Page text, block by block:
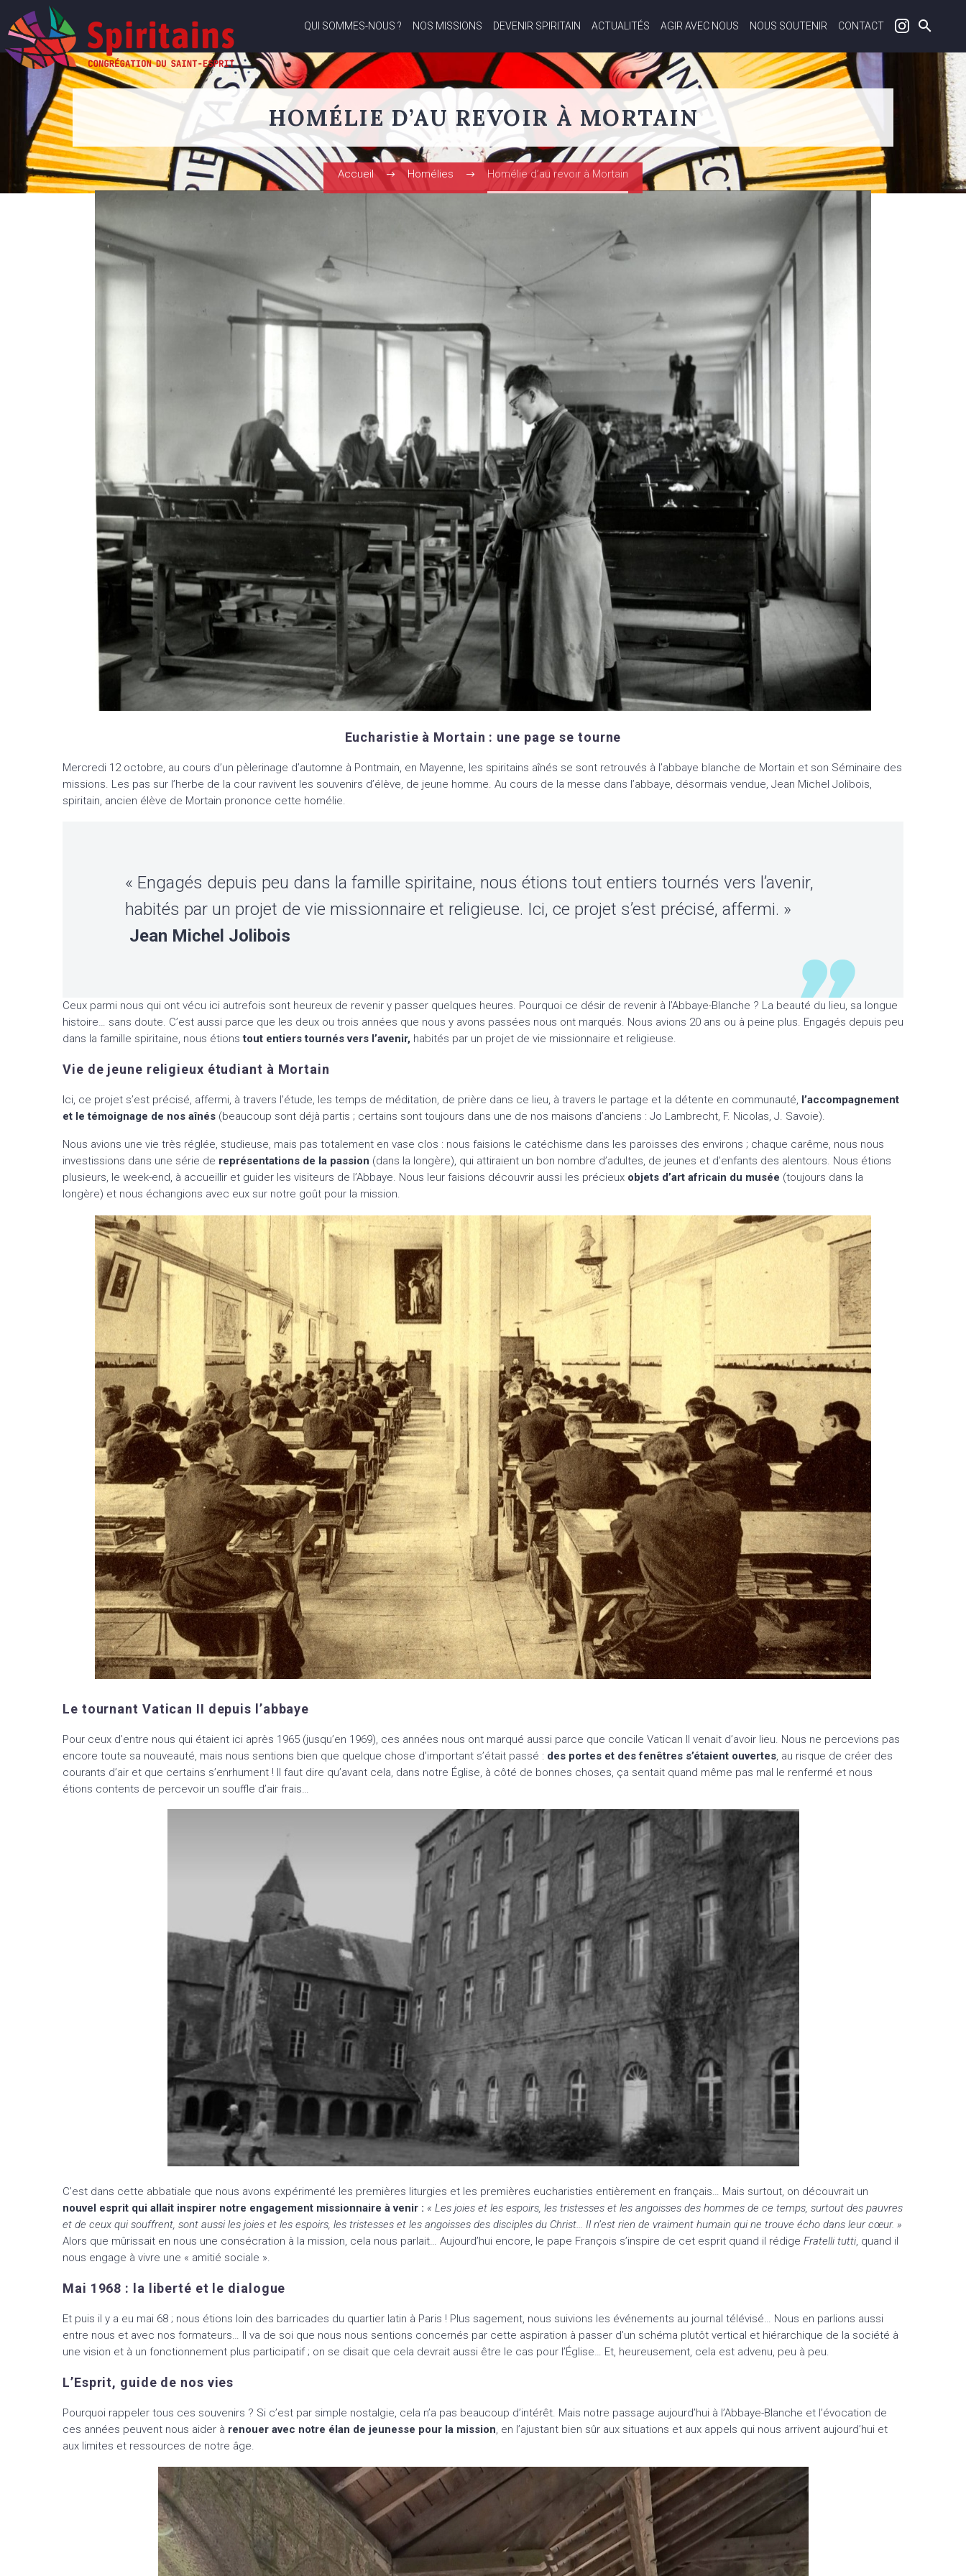
QUI SOMMES-NOUS ? NOS MISSIONS DEVENIR SPIRITAIN ACTUALITÉS AGIR AVEC NOUS NOUS SOUTENIR CONTACT
HOMÉLIE D’AU REVOIR À MORTAIN
Accueil Homélies Homélie d’au revoir à Mortain
Eucharistie à Mortain : une page se tourne
Mercredi 12 octobre, au cours d’un pèlerinage d’automne à Pontmain, en Mayenne, les spiritains aînés se sont retrouvés à l’abbaye blanche de Mortain et son Séminaire des
missions. Les pas sur l’herbe de la cour ravivent les souvenirs d’élève, de jeune homme. Au cours de la messe dans l’abbaye, désormais vendue, Jean Michel Jolibois,
spiritain, ancien élève de Mortain prononce cette homélie.
« Engagés depuis peu dans la famille spiritaine, nous étions tout entiers tournés vers l’avenir,
habités par un projet de vie missionnaire et religieuse. Ici, ce projet s’est précisé, affermi. »
Jean Michel Jolibois
Ceux parmi nous qui ont vécu ici autrefois sont heureux de revenir y passer quelques heures. Pourquoi ce désir de revenir à l’Abbaye-Blanche ? La beauté du lieu, sa longue
histoire… sans doute. C’est aussi parce que les deux ou trois années que nous y avons passées nous ont marqués. Nous avions 20 ans ou à peine plus. Engagés depuis peu
dans la famille spiritaine, nous étionstout entiers tournés vers l’avenir, habités par un projet de vie missionnaire et religieuse.
Vie de jeune religieux étudiant à Mortain
Ici, ce projet s’est précisé, affermi, à travers l’étude, les temps de méditation, de prière dans ce lieu, à travers le partage et la détente en communauté, l’accompagnement
et le témoignage de nos aînés (beaucoup sont déjà partis ; certains sont toujours dans une de nos maisons d’anciens : Jo Lambrecht, F. Nicolas, J. Savoie).
Nous avions une vie très réglée, studieuse, mais pas totalement en vase clos : nous faisions le catéchisme dans les paroisses des environs ; chaque carême, nous nous
investissions dans une série de représentations de la passion (dans la longère), qui attiraient un bon nombre d’adultes, de jeunes et d’enfants des alentours. Nous étions
plusieurs, le week-end, à accueillir et guider les visiteurs de l’Abbaye. Nous leur faisions découvrir aussi les précieux objets d’art africain du musée (toujours dans la
longère) et nous échangions avec eux sur notre goût pour la mission.
Le tournant Vatican II depuis l’abbaye
Pour ceux d’entre nous qui étaient ici après 1965 (jusqu’en 1969), ces années nous ont marqué aussi parce que concile Vatican II venait d’avoir lieu. Nous ne percevions pas
encore toute sa nouveauté, mais nous sentions bien que quelque chose d’important s’était passé : des portes et des fenêtres s’étaient ouvertes, au risque de créer des
courants d’air et que certains s’enrhument ! Il faut dire qu’avant cela, dans notre Église, à côté de bonnes choses, ça sentait quand même pas mal le renfermé et nous
étions contents de percevoir un souffle d’air frais…
C’est dans cette abbatiale que nous avons expérimenté les premières liturgies et les premières eucharisties entièrement en français… Mais surtout, on découvrait un
nouvel esprit qui allait inspirer notre engagement missionnaire à venir : « Les joies et les espoirs, les tristesses et les angoisses des hommes de ce temps, surtout des pauvres
et de ceux qui souffrent, sont aussi les joies et les espoirs, les tristesses et les angoisses des disciples du Christ… Il n’est rien de vraiment humain qui ne trouve écho dans leur cœur. »
Alors que mûrissait en nous une consécration à la mission, cela nous parlait… Aujourd’hui encore, le pape François s’inspire de cet esprit quand il rédige Fratelli tutti, quand il
nous engage à vivre une « amitié sociale ».
Mai 1968 : la liberté et le dialogue
Et puis il y a eu mai 68 ; nous étions loin des barricades du quartier latin à Paris ! Plus sagement, nous suivions les événements au journal télévisé… Nous en parlions aussi
entre nous et avec nos formateurs… Il va de soi que nous nous sentions concernés par cette aspiration à passer d’un schéma plutôt vertical et hiérarchique de la société à
une vision et à un fonctionnement plus participatif ; on se disait que cela devrait aussi être le cas pour l’Église… Et, heureusement, cela est advenu, peu à peu.
L’Esprit, guide de nos vies
Pourquoi rappeler tous ces souvenirs ? Si c’est par simple nostalgie, cela n’a pas beaucoup d’intérêt. Mais notre passage aujourd’hui à l’Abbaye-Blanche et l’évocation de
ces années peuvent nous aider à renouer avec notre élan de jeunesse pour la mission, en l’ajustant bien sûr aux situations et aux appels qui nous arrivent aujourd’hui et
aux limites et ressources de notre âge.